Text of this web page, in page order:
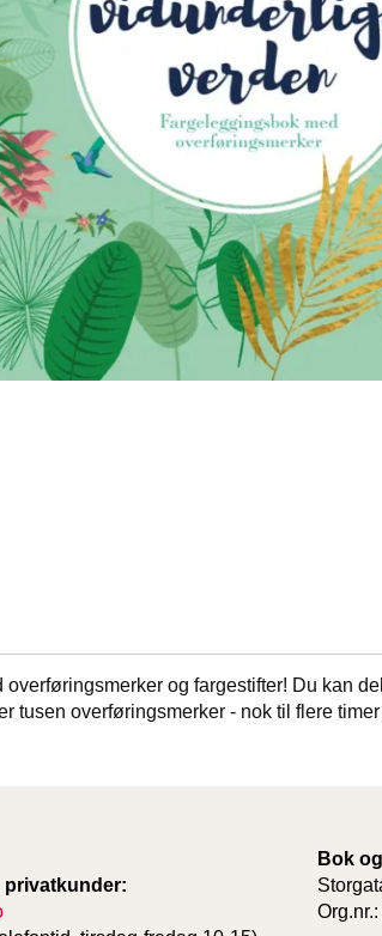
overføringsmerker og fargestifter! Du kan
tusen overføringsmerker - nok til flere
privatkunder:
Bok